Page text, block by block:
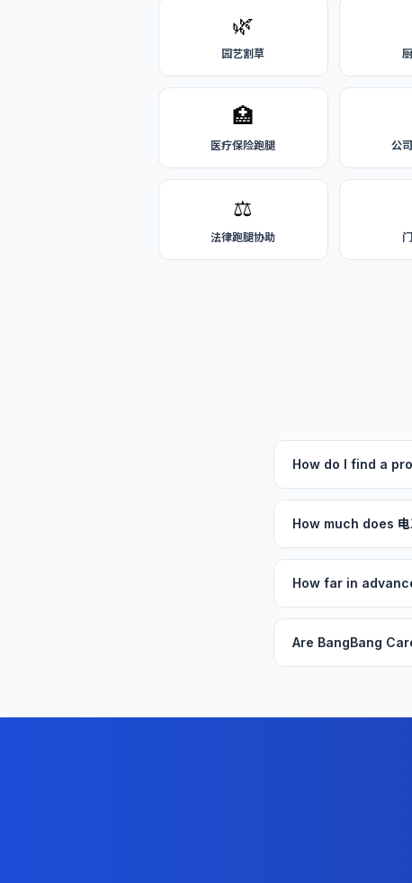
🌿
园艺割草
🏥
医疗保险跑腿 公
⚖️
法律跑腿协助
How do I find a
How much does
How far in
Are BangBang